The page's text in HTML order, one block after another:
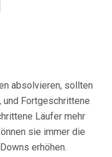
absolvieren, sollten
Fortgeschrittene
Läufer mehr
sie immer die
erhöhen.